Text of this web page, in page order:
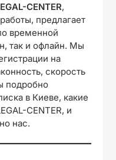
CENTER,
предлагает
временной
так и офлайн. Мы
на
скорость
подробно
в Киеве, какие
CENTER, и
нас.